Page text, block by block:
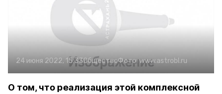
24 июня 2022, 15:33ОбществоФото:www.astrobl.ru
О том, что реализация этой комплексной